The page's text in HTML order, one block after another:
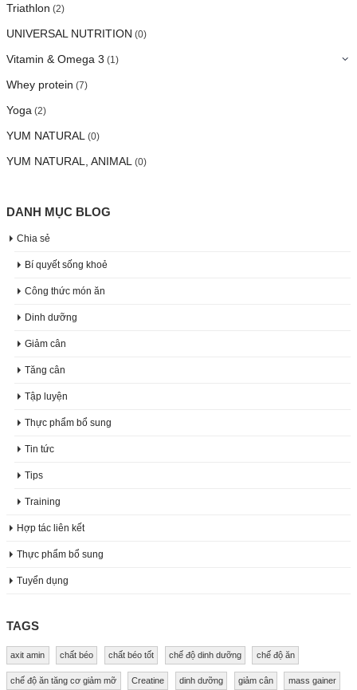
Triathlon (2)
UNIVERSAL NUTRITION (0)
Vitamin & Omega 3 (1)
Whey protein (7)
Yoga (2)
YUM NATURAL (0)
YUM NATURAL, ANIMAL (0)
DANH MỤC BLOG
Chia sẻ
Bí quyết sống khoẻ
Công thức món ăn
Dinh dưỡng
Giảm cân
Tăng cân
Tập luyện
Thực phẩm bổ sung
Tin tức
Tips
Training
Hợp tác liên kết
Thực phẩm bổ sung
Tuyển dụng
TAGS
axit amin chất béo chất béo tốt chế độ dinh dưỡng chế độ ăn
chế độ ăn tăng cơ giảm mỡ Creatine dinh dưỡng giảm cân mass gainer